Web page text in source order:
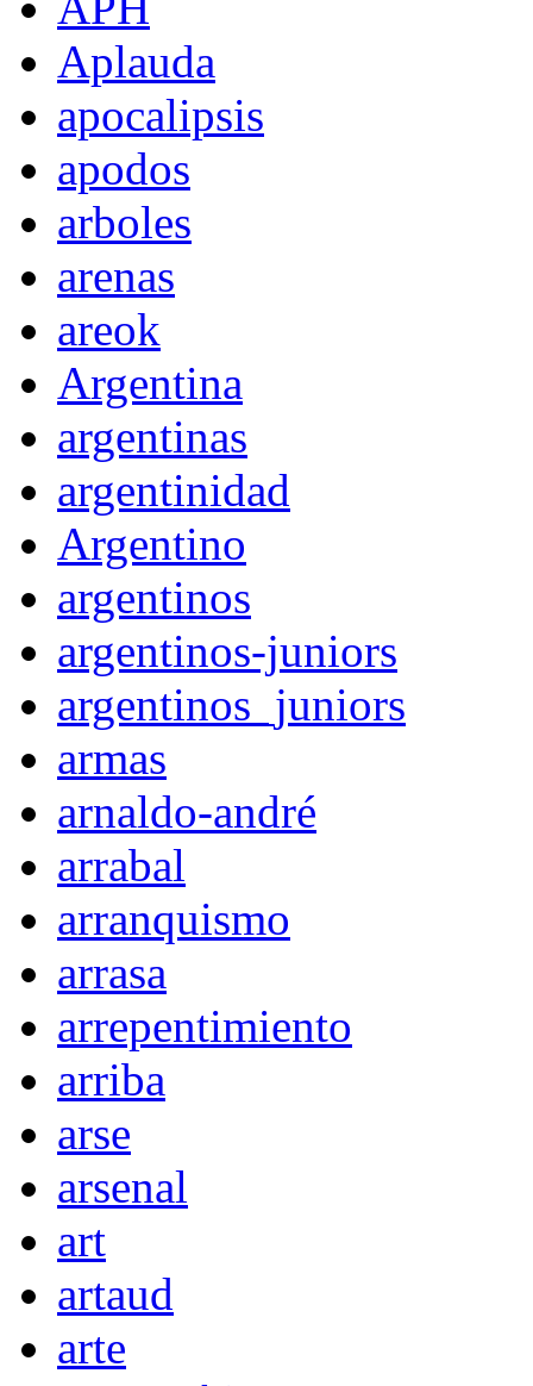
Aplauda
apocalipsis
apodos
arboles
arenas
areok
Argentina
argentinas
argentinidad
Argentino
argentinos
argentinos-juniors
argentinos_juniors
armas
arnaldo-andré
arrabal
arranquismo
arrasa
arrepentimiento
arriba
arse
arsenal
art
artaud
arte